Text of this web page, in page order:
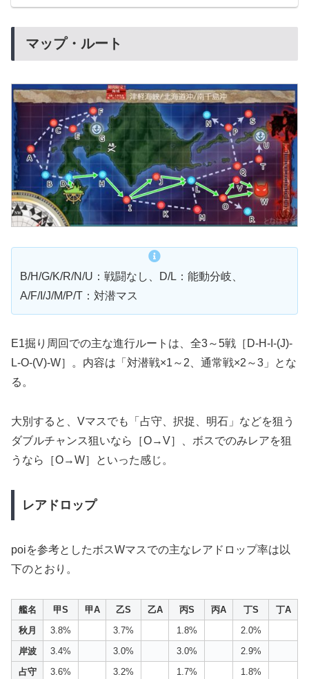
厄介な敵が実装されました。
マップ・ルート
B/H/G/K/R/N/U：戦闘なし、D/L：能動分岐、
A/F/I/J/M/P/T：対潜マス
E1掘り周回での主な進行ルートは、全3～5戦［D-H-I-(J)-
L-O-(V)-W］。内容は「対潜戦×1～2、通常戦×2～3」とな
る。
大別すると、Vマスでも「占守、択捉、明石」などを狙う
ダブルチャンス狙いなら［O→V］、ボスでのみレアを狙
うなら［O→W］といった感じ。
レアドロップ
poiを参考としたボスWマスでの主なレアドロップ率は以
下のとおり。
艦名 甲S 甲A 乙S 乙A 丙S 丙A 丁S
丁A
秋月
3.8% 3.7% 1.8%
2.0%
岸波
3.4% 3.0% 3.0%
2.9%
占守
3.6% 3.2% 1.7% 1.8%